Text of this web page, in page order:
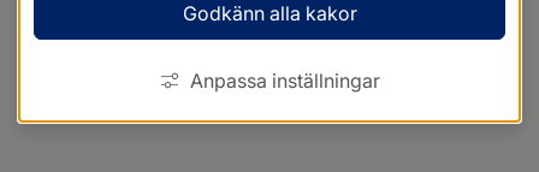
Godkänn alla kakor
Anpassa inställningar